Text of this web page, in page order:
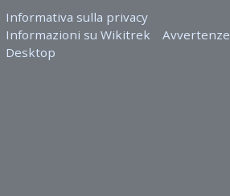
Informativa sulla privacy
Informazioni su Wikitrek
Avvertenze
Desktop